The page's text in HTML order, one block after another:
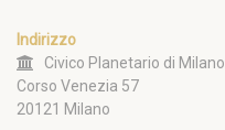
Indirizzo
Civico Planetario di Milano
Corso Venezia 57
20121 Milano